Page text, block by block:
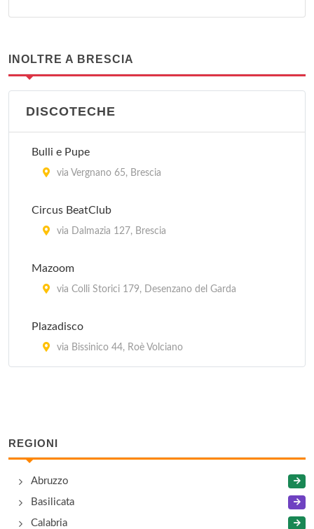
INOLTRE A BRESCIA
DISCOTECHE
Bulli e Pupe
via Vergnano 65, Brescia
Circus BeatClub
via Dalmazia 127, Brescia
Mazoom
via Colli Storici 179, Desenzano del Garda
Plazadisco
via Bissinico 44, Roè Volciano
REGIONI
Abruzzo
Basilicata
Calabria